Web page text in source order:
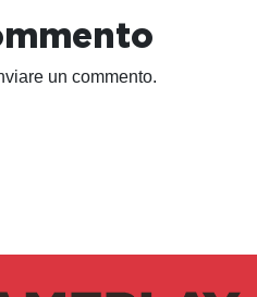
un commento.